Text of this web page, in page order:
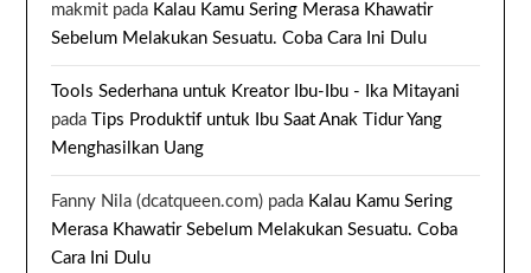
makmit pada Kalau Kamu Sering Merasa Khawatir
Sebelum Melakukan Sesuatu. Coba Cara Ini Dulu
Tools Sederhana untuk Kreator Ibu-Ibu - Ika Mitayani
pada
Tips Produktif untuk Ibu Saat Anak Tidur Yang
Menghasilkan Uang
Fanny Nila (dcatqueen.com) pada Kalau Kamu Sering
Merasa Khawatir Sebelum Melakukan Sesuatu. Coba
Cara Ini Dulu